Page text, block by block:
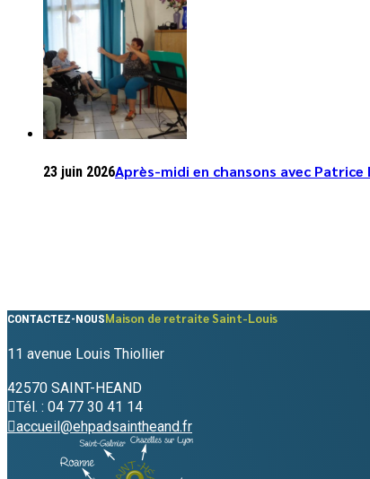
23 juin 2026Après-midi en chansons avec
CONTACTEZ-NOUSMaison de retraite Saint-Louis
11 avenue Louis Thiollier
42570 SAINT-HEAND
Tél. : 04 77 30 41 14
accueil@ehpadsaintheand.fr